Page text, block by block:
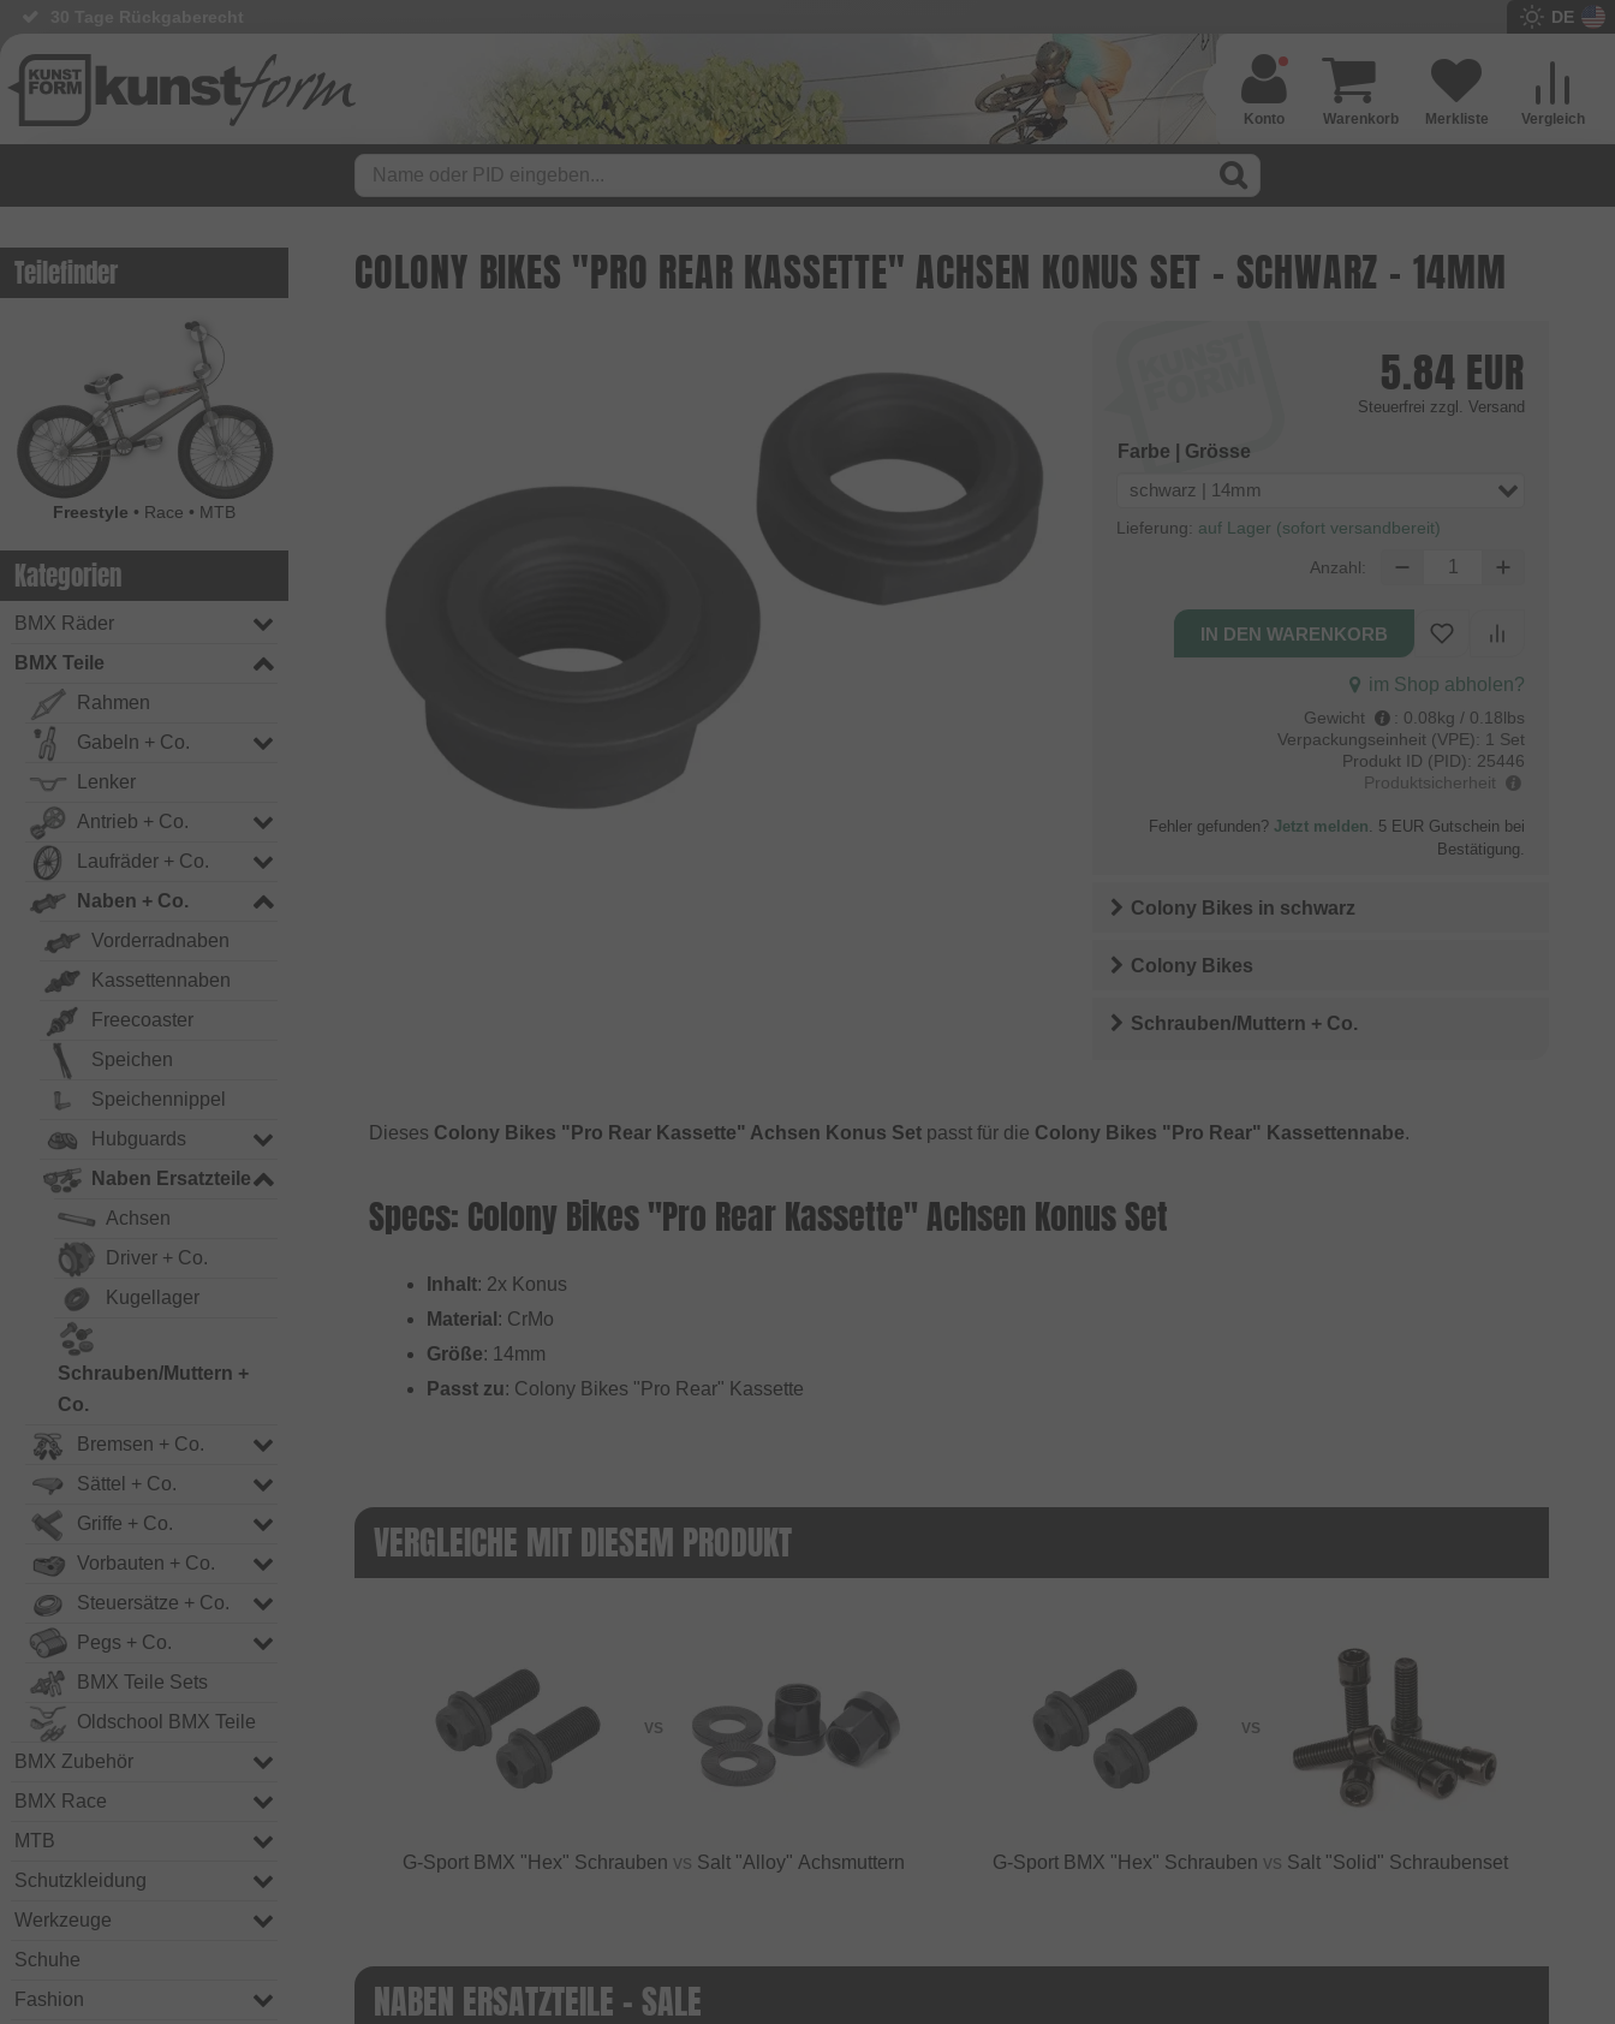
DE
Vergleich
Merkliste
Warenkorb
Konto
Teilefinder
Freestyle • Race • MTB
Kategorien
BMX Räder
BMX Teile
Rahmen
Gabeln + Co.
Lenker
Antrieb + Co.
Laufräder + Co.
Naben + Co.
Vorderradnaben
Kassettennaben
Freecoaster
Speichen
Speichennippel
Hubguards
Naben Ersatzteile
Achsen
Driver + Co.
Kugellager
Schrauben/Muttern +
Co.
Bremsen + Co.
Sättel + Co.
Griffe + Co.
Vorbauten + Co.
Steuersätze + Co.
Pegs + Co.
BMX Teile Sets
Oldschool BMX Teile
BMX Zubehör
BMX Race
MTB
Schutzkleidung
Werkzeuge
Schuhe
Fashion
COLONY BIKES "PRO REAR KASSETTE" ACHSEN KONUS SET - SCHWARZ - 14MM
5.84 EUR
Steuerfrei zzgl. Versand
Farbe | Grösse
schwarz | 14mm
Lieferung: auf Lager (sofort versandbereit)
Anzahl:
im Shop abholen?
Gewicht : 0.08kg / 0.18lbs
Verpackungseinheit (VPE): 1 Set
Produkt ID (PID): 25446
Produktsicherheit
Fehler gefunden? Jetzt melden. 5 EUR Gutschein bei
Bestätigung.
Colony Bikes in schwarz
Colony Bikes
Schrauben/Muttern + Co.
Dieses Colony Bikes "Pro Rear Kassette" Achsen Konus Set passt für die Colony Bikes "Pro Rear" Kassettennabe.
Specs: Colony Bikes "Pro Rear Kassette" Achsen Konus Set
Inhalt: 2x Konus
Material : CrMo
Größe: 14mm
Passt zu: Colony Bikes "Pro Rear" Kassette
VERGLEICHE MIT DIESEM PRODUKT
VS
G-Sport BMX "Hex" Schrauben vs Salt "Alloy" Achsmuttern
VS
G-Sport BMX "Hex" Schrauben vs Salt "Solid" Schraubenset
NABEN ERSATZTEILE - SALE